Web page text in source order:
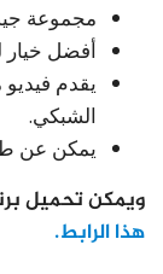
مجموعة
أفضل خيار
يقدم
الشبكي.
يمكن عن
ويمكن تحميل برنامج
هذا الرابط.